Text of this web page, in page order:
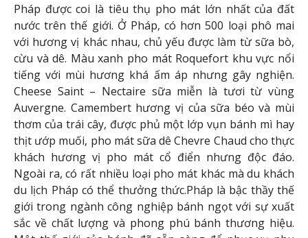
Pháp được coi là tiêu thụ pho mát lớn nhất của đất
nước trên thế giới. Ở Pháp, có hơn 500 loại phô mai
với hương vị khác nhau, chủ yếu được làm từ sữa bò,
cừu và dê. Màu xanh pho mát Roquefort khu vực nổi
tiếng với mùi hương khá ấm áp nhưng gây nghiện.
Cheese Saint – Nectaire sữa miễn là tươi từ vùng
Auvergne. Camembert hương vị của sữa béo và mùi
thơm của trái cây, được phủ một lớp vụn bánh mì hay
thịt ướp muối, pho mát sữa dê Chevre Chaud cho thực
khách hương vị pho mát cổ điển nhưng độc đáo.
Ngoài ra, có rất nhiều loại pho mát khác mà du khách
du lịch Pháp có thể thưởng thức.Pháp là bậc thầy thế
giới trong ngành công nghiệp bánh ngọt với sự xuất
sắc về chất lượng và phong phú bánh thương hiệu.